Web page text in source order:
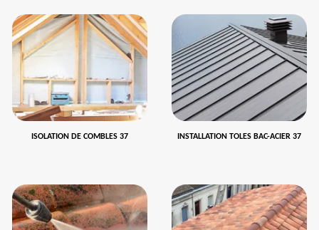
ISOLATION DE COMBLES 37 INSTALLATION TOLES BAC-ACIER 37